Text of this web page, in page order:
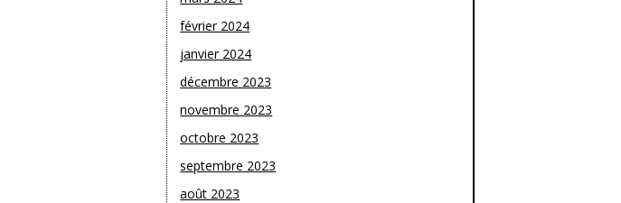
février 2024
janvier 2024
décembre 2023
novembre 2023
octobre 2023
septembre 2023
août 2023